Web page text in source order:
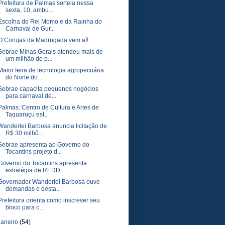
de Palmas sorteia nessa
sexta, 10, ambu...
do Rei Momo e da Rainha do
Carnaval de Gur...
Corujas da Madrugada vem aí!
Minas Gerais atendeu mais de
um milhão de p...
feira de tecnologia agropecuária
do Norte do...
capacita pequenos negócios
para carnaval de...
Centro de Cultura e Artes de
Taquaruçu est...
Barbosa anuncia licitação de
R$ 30 milhõ...
apresenta ao Governo do
Tocantins projeto d...
do Tocantins apresenta
estratégia de REDD+...
Wanderlei Barbosa ouve
demandas e desta...
orienta como inscrever seu
bloco para c...
(54)